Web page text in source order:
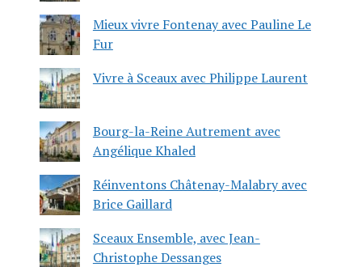
Mieux vivre Fontenay avec Pauline Le
Fur
Vivre à Sceaux avec Philippe Laurent
Bourg-la-Reine Autrement avec
Angélique Khaled
Réinventons Châtenay-Malabry avec
Brice Gaillard
Sceaux Ensemble, avec Jean-
Christophe Dessanges